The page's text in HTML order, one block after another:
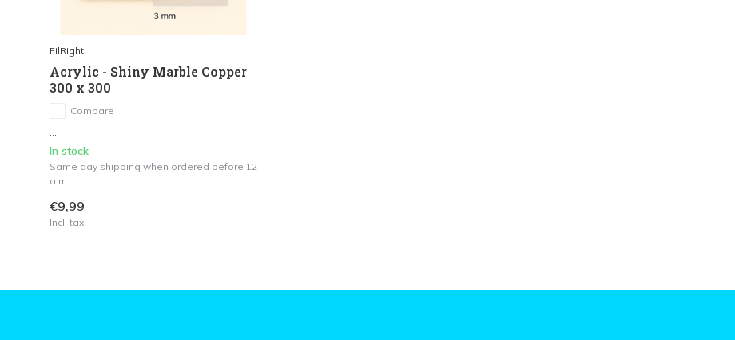
FilRight
Acrylic - Shiny Marble Copper
300 x 300
Compare
In stock
Same day shipping when ordered before 12
a.m.
€9,99
Incl. tax